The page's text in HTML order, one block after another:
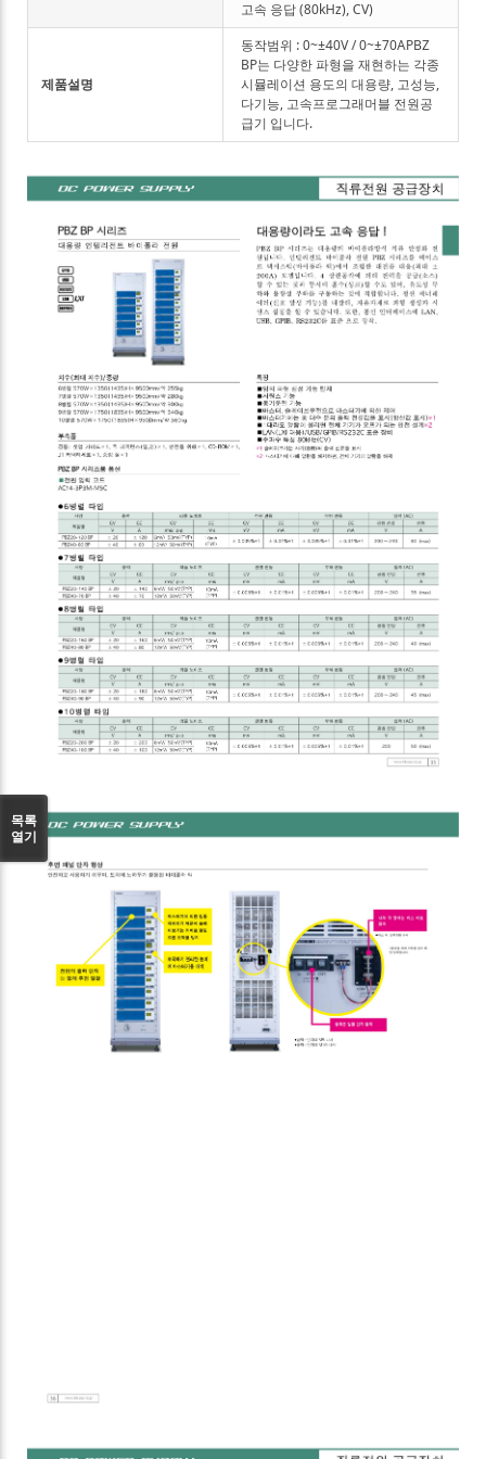
고속 응답 (80kHz), CV)
제품설명
동작범위 : 0~±40V / 0~±70APBZ
BP는 다양한 파형을 재현하는 각종
시뮬레이션 용도의 대용량, 고성능,
다기능, 고속프로그래머블 전원공
급기 입니다.
목록
열기